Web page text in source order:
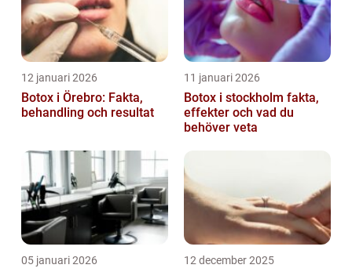
12 januari 2026
Botox i Örebro: Fakta,
behandling och resultat
11 januari 2026
Botox i stockholm fakta,
effekter och vad du
behöver veta
05 januari 2026 12 december 2025